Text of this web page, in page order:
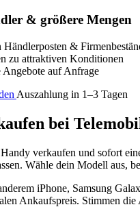
& größere Mengen
&
zu attraktiven Konditionen
auf Anfrage
Auszahlung in 1–3 Tagen
bei
verkaufen und sofort
Wähle dein Modell aus,
iPhone, Samsung
Ankaufspreis. Stimmen